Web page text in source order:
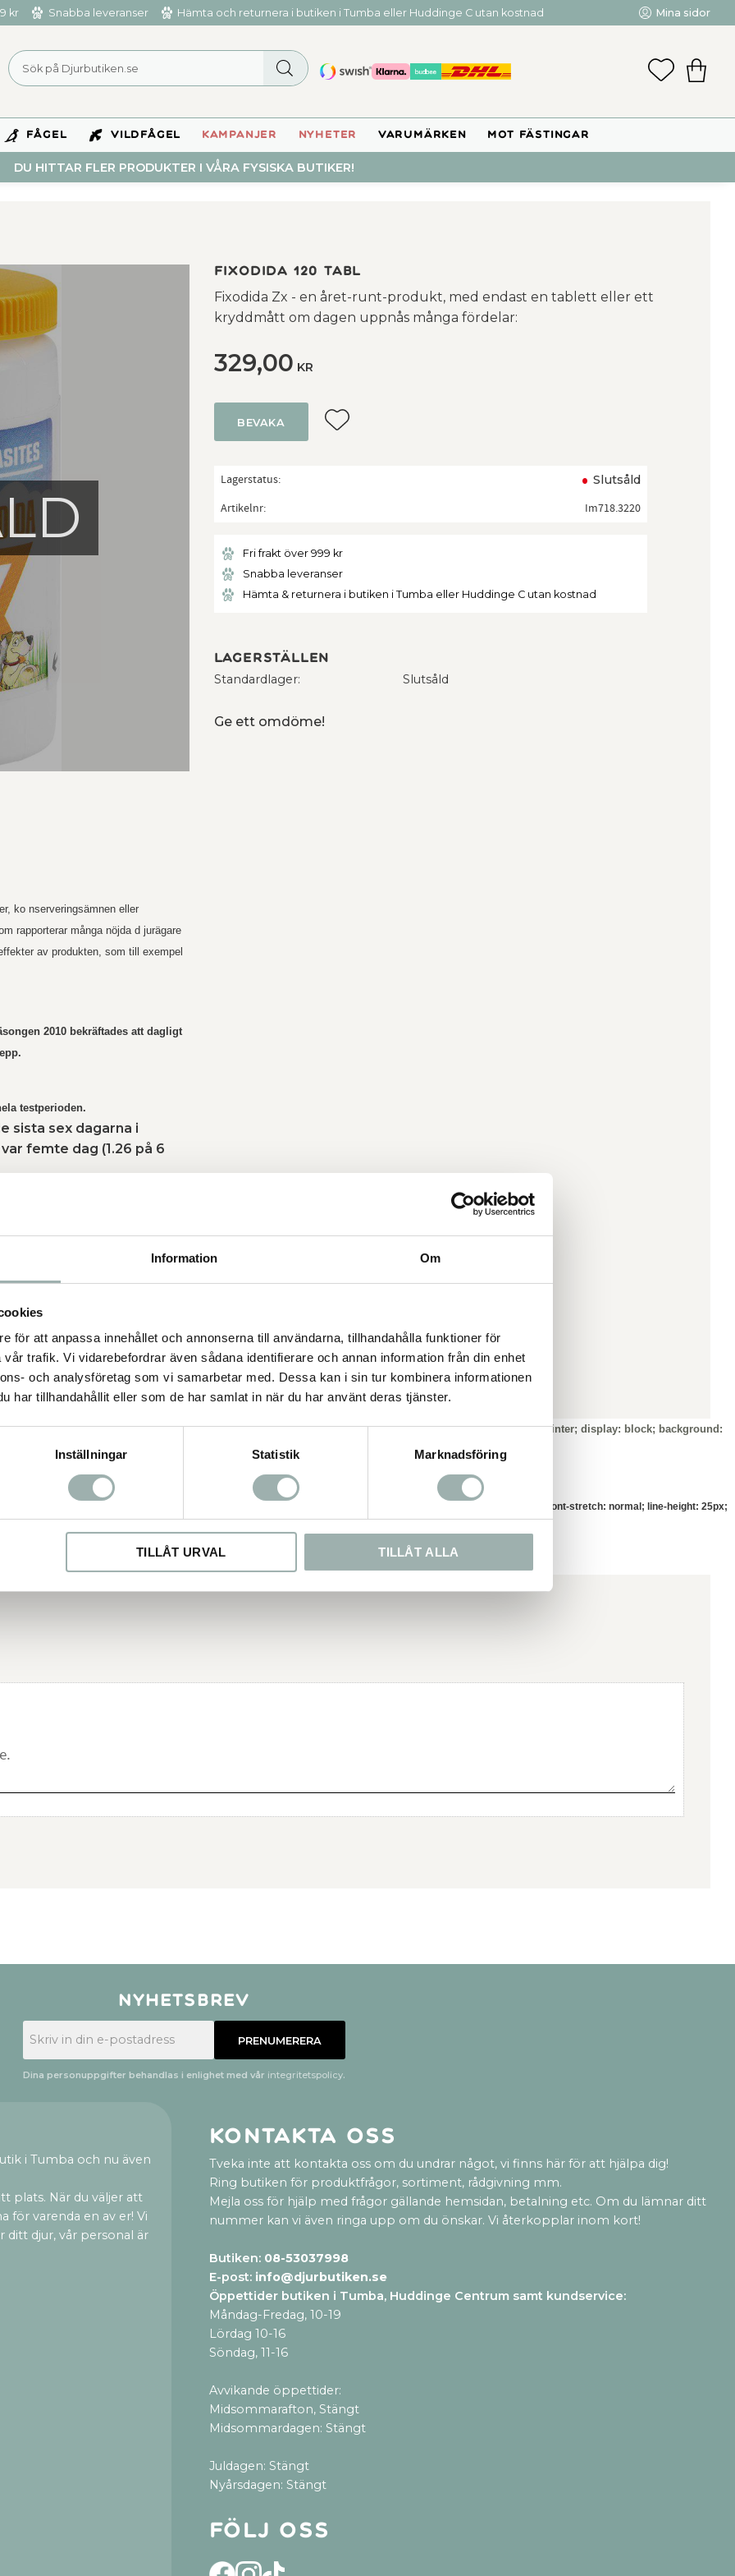
Information Om
för att anpassa innehållet och annonserna till användarna, tillhandahålla funktioner för
trafik. Vi vidarebefordrar även sådana identifierare och annan information från din enhet
och analysföretag som vi samarbetar med. Dessa kan i sin tur kombinera informationen
har tillhandahållit eller som de har samlat in när du har använt deras tjänster.
Inställningar Statistik Marknadsföring
TILLÅT URVAL TILLÅT ALLA
kr Snabba leveranser Hämta och returnera i butiken i Tumba eller Huddinge C utan kostnad Mina sidor
FÅGEL VILDFÅGEL KAMPANJER NYHETER VARUMÄRKEN MOT FÄSTINGAR
DU HITTAR FLER PRODUKTER I VÅRA FYSISKA BUTIKER!
Fixodida 120 tabl
Fixodida Zx - en året-runt-produkt, med endast en tablett eller ett
kryddmått om dagen uppnås många fördelar:
329,00 KR
Lägg till i favoriter
BEVAKA
Lagerstatus Slutsåld
Artikelnr Im718.3220
Fri frakt över 999 kr
Snabba leveranser
Hämta & returnera i butiken i Tumba eller Huddinge C utan kostnad
Lagerställen
Standardlager Slutsåld
Ge ett omdöme!
ko nserveringsämnen eller
rapporterar många nöjda d jurägare
av produkten, som till exempel
2010 bekräftades att dagligt
testperioden.
sista sex dagarna i
femte dag (1.26 på 6
behöva ökas f&oum l;r förstärkt
då intaget under kommande
ett fullgott f ästingskydd kan man
avtar.
speciellt om din hund el ler katt
i speciellt fästingrika områden.
ditt djur för fästingar varje dag.
det inte är fästingsäsong räcker
fästings&au ml;songen åter tar
0px 19px 0px 0px; font-weight: inherit; font-style: inherit; font-fa mily: inherit; color: #75a62b; cursor: pointer; display: block; background:
href="http://www.notixs.com/fixodida/#tab_1">
13px; vertical-align: baseli ne; margin: 0px 4px 0px 0px; padding: 0px; font-family: Helvetica, Arial; co lor: #62655c; font-stretch: normal; line-height: 25px;
kg 1-2 tabletter dagligen.
Intaget kan vid behov
Ingredienser:
cerevisiae), köttsmak,
av fettsyror),
per tablett: Protein: 0,38 g
15 mg Vackrare och
Nyhetsbrev
PRENUMERERA
Dina personuppgifter behandlas i enlighet med vår integritetspolicy.
i Tumba och nu även
plats. När du väljer att
för varenda en av er! Vi
djur, vår personal är
Kontakta oss
Tveka inte att kontakta oss om du undrar något, vi finns här för att hjälpa dig!
Ring butiken för produktfrågor, sortiment, rådgivning mm.
Mejla oss för hjälp med frågor gällande hemsidan, betalning etc. Om du lämnar ditt
nummer kan vi även ringa upp om du önskar. Vi återkopplar inom kort!
Butiken: 08-53037998
E-post: info@djurbutiken.se
Öppettider butiken i Tumba, Huddinge Centrum samt kundservice:
Måndag-Fredag, 10-19
Lördag 10-16
Söndag, 11-16
Avvikande öppettider:
Midsommarafton, Stängt
Midsommardagen: Stängt
Juldagen: Stängt
Nyårsdagen: Stängt
Följ oss